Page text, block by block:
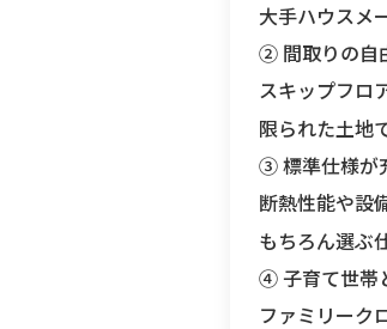
大手ハウスメ
② 間取りの自
スキップフロ
限られた土地
③ 標準仕様が
断熱性能や設
もちろん選ぶ
④ 子育て世帯
ファミリーク